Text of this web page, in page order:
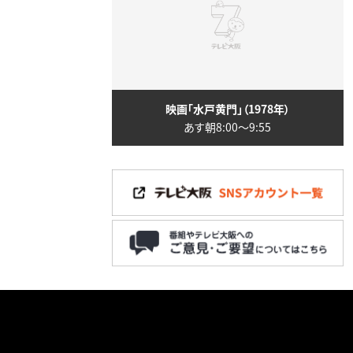
映画「水戸黄門」（1978年）
あす朝8:00〜9:55